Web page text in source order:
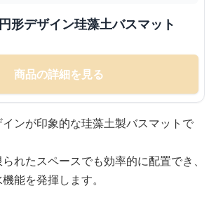
形デザイン珪藻土バスマット
商品の詳細を見る
ンが印象的な珪藻土製バスマットで
れたスペースでも効率的に配置でき、
能を発揮します。